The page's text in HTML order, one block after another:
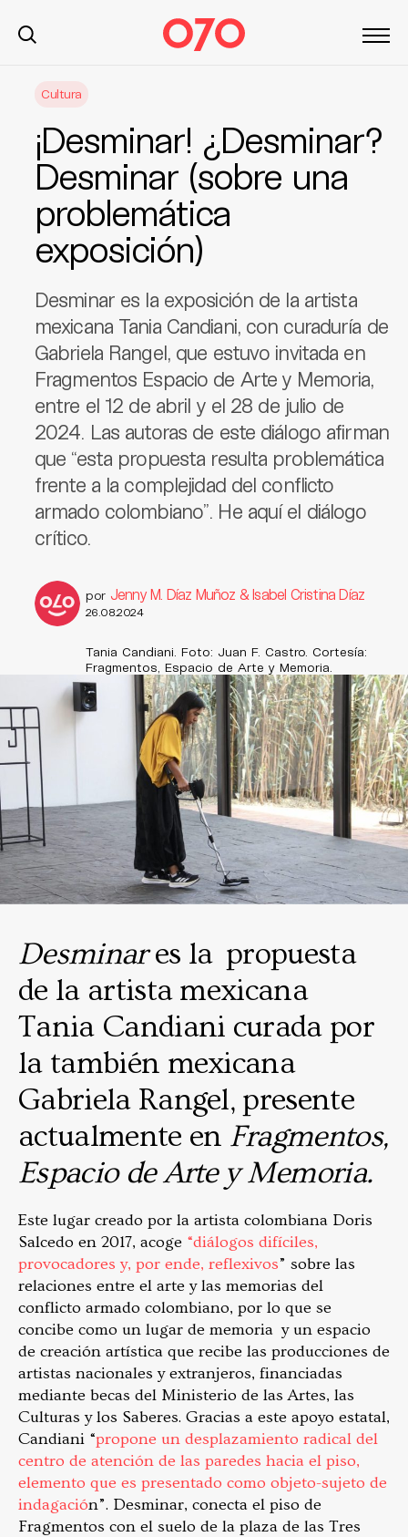
Cultura
¡Desminar! ¿Desminar?
Desminar (sobre una
problemática
exposición)
Desminar es la exposición de la artista
mexicana Tania Candiani, con curaduría de
Gabriela Rangel, que estuvo invitada en
Fragmentos Espacio de Arte y Memoria,
entre el 12 de abril y el 28 de julio de
2024. Las autoras de este diálogo afirman
que “esta propuesta resulta problemática
frente a la complejidad del conflicto
armado colombiano”. He aquí el diálogo
crítico.
por Jenny M. Díaz Muñoz & Isabel Cristina Díaz
26.08.2024
Tania Candiani. Foto: Juan F. Castro. Cortesía:
Fragmentos, Espacio de Arte y Memoria.
Desminares la propuesta
de la artista mexicana
Tania Candiani curada por
la también mexicana
Gabriela Rangel, presente
actualmente en Fragmentos,
Espacio de Arte y Memoria.
Este lugar creado por la artista colombiana Doris
Salcedo en 2017, acoge “diálogos difíciles,
provocadores y, por ende, reflexivos” sobre las
relaciones entre el arte y las memorias del
conflicto armado colombiano, por lo que se
concibe como un lugar de memoria y un espacio
de creación artística que recibe las producciones de
artistas nacionales y extranjeros, financiadas
mediante becas del Ministerio de las Artes, las
Culturas y los Saberes. Gracias a este apoyo estatal,
Candiani “propone un desplazamiento radical del
centro de atención de las paredes hacia el piso,
elemento que es presentado como objeto-sujeto de
indagación”. Desminar, conecta el piso de
Fragmentos con el suelo de la plaza de las Tres